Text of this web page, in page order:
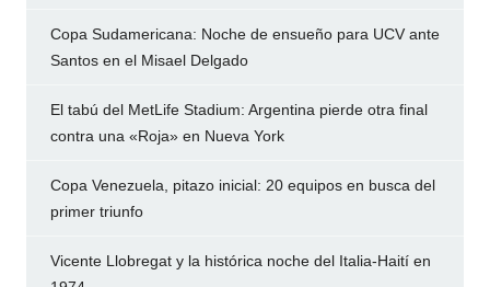
Copa Sudamericana: Noche de ensueño para UCV ante
Santos en el Misael Delgado
El tabú del MetLife Stadium: Argentina pierde otra final
contra una «Roja» en Nueva York
Copa Venezuela, pitazo inicial: 20 equipos en busca del
primer triunfo
Vicente Llobregat y la histórica noche del Italia-Haití en